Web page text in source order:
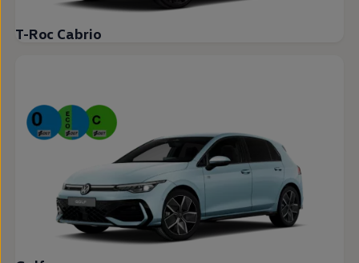
T-Roc Cabrio